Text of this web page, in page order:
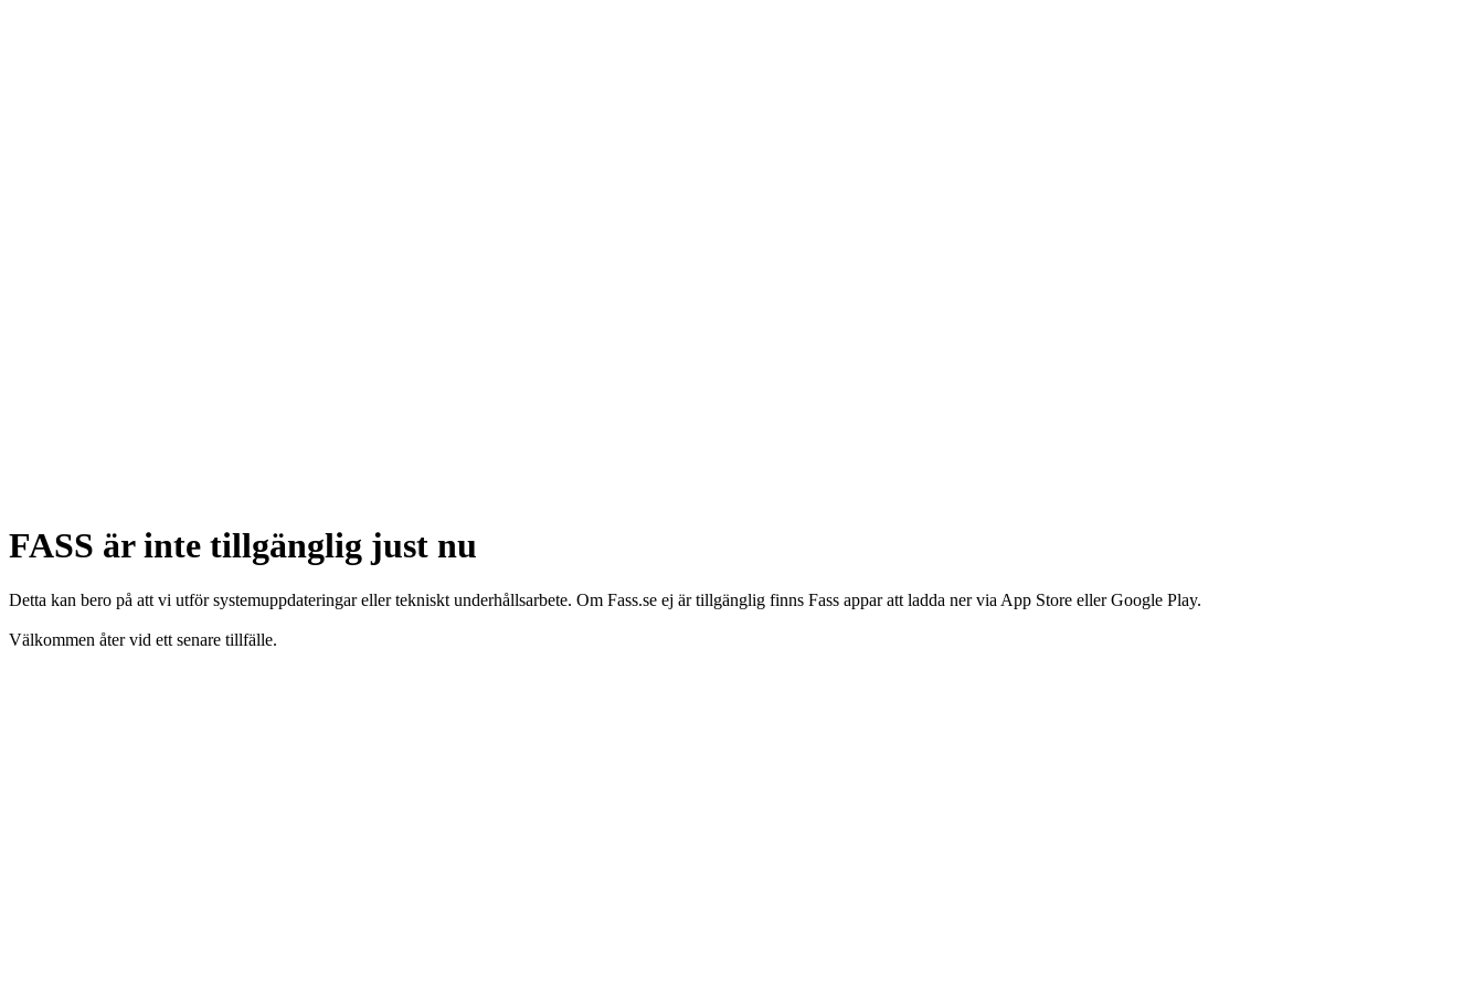
FASS är inte tillgänglig just nu
Detta kan bero på att vi utför systemuppdateringar eller tekniskt underhållsarbete. Om Fass.se ej är tillgänglig finns Fass appar att ladda ner via App Store eller Google Play.
Välkommen åter vid ett senare tillfälle.